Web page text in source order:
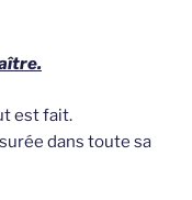
est fait.
dans toute sa